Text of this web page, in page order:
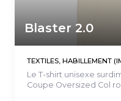
Blaster 2.0
TEXTILES, HABILLEMENT
Le T-shirt unisexe
Coupe Oversized Col